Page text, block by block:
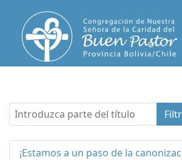
Introduzca parte del título
¡Estamos a un paso de la